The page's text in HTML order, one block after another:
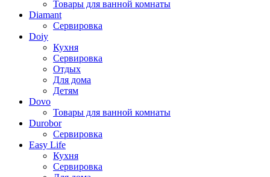
Товары для ванной комнаты
Diamant
Сервировка
Doiy
Кухня
Сервировка
Отдых
Для дома
Детям
Dovo
Товары для ванной комнаты
Durobor
Сервировка
Easy Life
Кухня
Сервировка